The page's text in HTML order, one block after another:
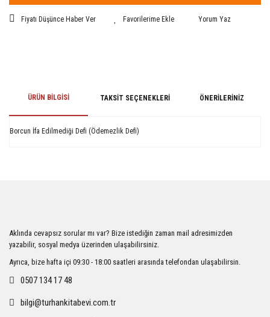
Fiyatı Düşünce Haber Ver Yorum Yaz
ÜRÜN BILGISI TAKSIT SEÇENEKLERI ÖNERILERINIZ
Borcun İfa Edilmediği Defi (Ödemezlik Defi)
Ürün açıklamasında eksik bilgiler bulunuyor.
Ürün bilgilerinde hatalar bulunuyor.
Ürün fiyatı diğer sitelerden daha pahalı.
Aklında cevapsız sorular mı var? Bize istediğin zaman mail adresimizden
yazabilir, sosyal medya üzerinden ulaşabilirsiniz.
Ayrıca, bize hafta içi 09:30 - 18:00 saatleri arasında telefondan ulaşabilirsin.
0507 134 17 48
bilgi@turhankitabevi.com.tr